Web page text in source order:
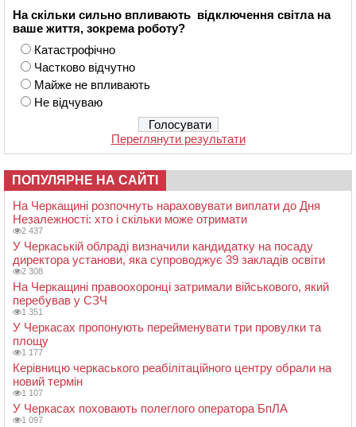
На скільки сильно впливають відключення світла на
ваше життя, зокрема роботу?
Катастрофічно
Частково відчутно
Майже не впливають
Не відчуваю
Переглянути результати
ПОПУЛЯРНЕ НА САЙТІ
На Черкащині розпочнуть нараховувати виплати до Дня
Незалежності: хто і скільки може отримати
2 437
У Черкаській облраді визначили кандидатку на посаду
директора установи, яка супроводжує 39 закладів освіти
2 308
На Черкащині правоохоронці затримали військового, який
перебував у СЗЧ
1 351
У Черкасах пропонують перейменувати три провулки та
площу
1 177
Керівницю черкаського реабілітаційного центру обрали на
новий термін
1 107
У Черкасах поховають полеглого оператора БпЛА
1 097